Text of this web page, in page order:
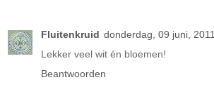
Fluitenkruid donderdag, 09 juni, 2011
Lekker veel wit én bloemen!
Beantwoorden